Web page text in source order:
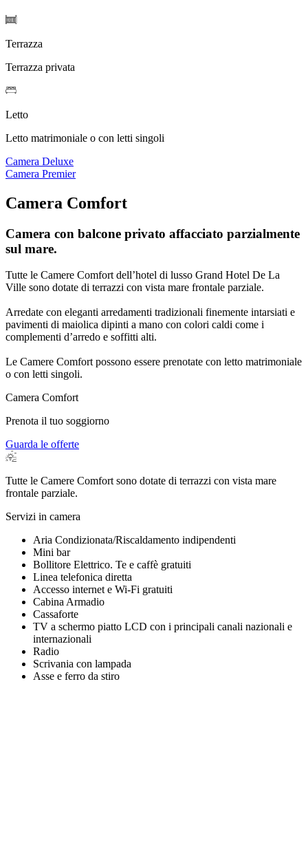
Terrazza
Terrazza privata
Letto
Letto matrimoniale o con letti singoli
Camera Deluxe
Camera Premier
Camera Comfort
Camera con balcone privato affacciato parzialmente
sul mare.
Tutte le Camere Comfort dell’hotel di lusso Grand Hotel De La
Ville sono dotate di terrazzi con vista mare frontale parziale.
Arredate con eleganti arredamenti tradizionali finemente intarsiati e
pavimenti di maiolica dipinti a mano con colori caldi come i
complementi d’arredo e soffitti alti.
Le Camere Comfort possono essere prenotate con letto matrimoniale
o con letti singoli.
Camera Comfort
Prenota il tuo soggiorno
Guarda le offerte
Tutte le Camere Comfort sono dotate di terrazzi con vista mare
frontale parziale.
Servizi in camera
Aria Condizionata/Riscaldamento indipendenti
Mini bar
Bollitore Elettrico. Te e caffè gratuiti
Linea telefonica diretta
Accesso internet e Wi-Fi gratuiti
Cabina Armadio
Cassaforte
TV a schermo piatto LCD con i principali canali nazionali e
internazionali
Radio
Scrivania con lampada
Asse e ferro da stiro